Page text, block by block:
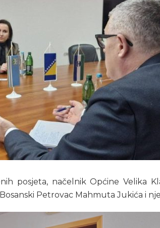
posjeta, načelnik Općine Velika
Petrovac Mahmuta Jukića i